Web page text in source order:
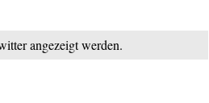
angezeigt werden.